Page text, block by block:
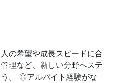
の希望や成長スピードに合
理など、新しい分野へステ
。 ◎アルバイト経験がな